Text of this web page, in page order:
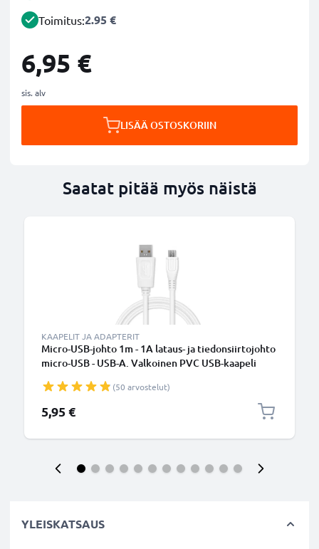
Toimitus:2.95 €
6,95 €
sis. alv
LISÄÄ OSTOSKORIIN
Saatat pitää myös näistä
KAAPELIT JA ADAPTERIT
Micro-USB-johto 1m - 1A lataus- ja tiedonsiirtojohto
micro-USB - USB-A. Valkoinen PVC USB-kaapeli
(50 arvostelut)
5,95 €
YLEISKATSAUS